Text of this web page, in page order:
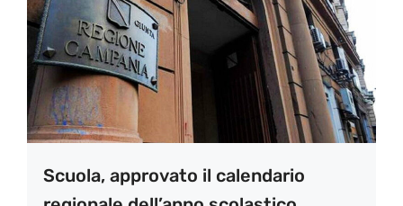
Scuola, approvato il calendario